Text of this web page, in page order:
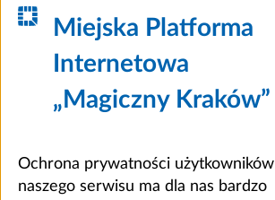
Miejska Platforma
Internetowa
„Magiczny Kraków”
Ochrona prywatności użytkowników
naszego serwisu ma dla nas bardzo